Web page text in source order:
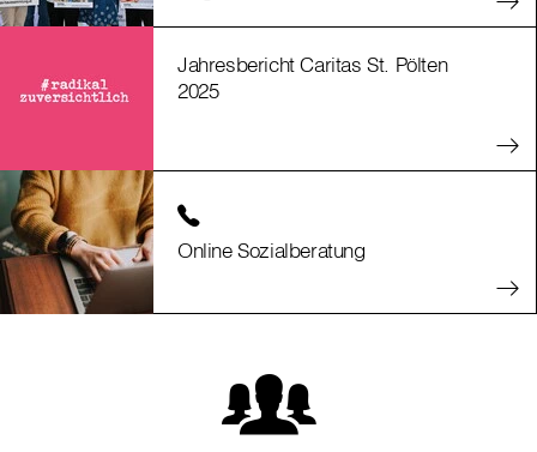
Jahresbericht Caritas St. Pölten
2025
Online Sozialberatung